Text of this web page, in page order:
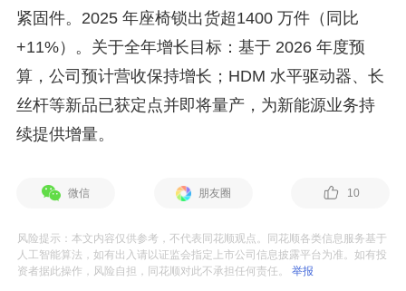
紧固件。2025 年座椅锁出货超1400 万件（同比
+11%）。关于全年增长目标：基于 2026 年度预
算，公司预计营收保持增长；HDM 水平驱动器、长
丝杆等新品已获定点并即将量产，为新能源业务持
续提供增量。
微信 朋友圈 10
风险提示：本文内容仅供参考，不代表同花顺观点。同花顺各类信息服务基于
人工智能算法，如有出入请以证监会指定上市公司信息披露平台为准。如有投
资者据此操作，风险自担，同花顺对此不承担任何责任。举报